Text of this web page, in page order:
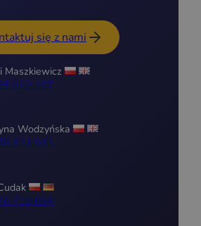
się z nami
Maszkiewicz
029 167
Wodzyńska
314 031
715 894